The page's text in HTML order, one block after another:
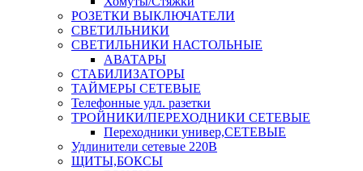
РОЗЕТКИ ВЫКЛЮЧАТЕЛИ
СВЕТИЛЬНИКИ
СВЕТИЛЬНИКИ НАСТОЛЬНЫЕ
АВАТАРЫ
СТАБИЛИЗАТОРЫ
ТАЙМЕРЫ СЕТЕВЫЕ
Телефонные удл. разетки
ТРОЙНИКИ/ПЕРЕХОДНИКИ СЕТЕВЫЕ
Переходники универ,СЕТЕВЫЕ
Удлинители сетевые 220В
ЩИТЫ,БОКСЫ